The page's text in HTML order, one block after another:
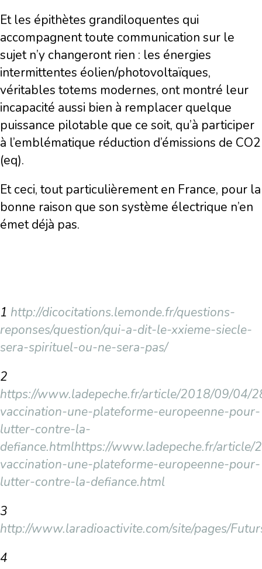
Et les épithètes grandiloquentes qui
accompagnent toute communication sur le
sujet n’y changeront rien : les énergies
intermittentes éolien/photovoltaïques,
véritables totems modernes, ont montré leur
incapacité aussi bien à remplacer quelque
puissance pilotable que ce soit, qu’à participer
à l’emblématique réduction d’émissions de CO2
(eq).
Et ceci, tout particulièrement en France, pour la
bonne raison que son système électrique n’en
émet déjà pas.
1 http://dicocitations.lemonde.fr/questions-
reponses/question/qui-a-dit-le-xxieme-siecle-
sera-spirituel-ou-ne-sera-pas/
2
https://www.ladepeche.fr/article/2018/09/04/
vaccination-une-plateforme-europeenne-pour-
lutter-contre-la-
defiance.htmlhttps://www.ladepeche.fr/
vaccination-une-plateforme-europeenne-pour-
lutter-contre-la-defiance.html
3
http://www.laradioactivite.com/site/pages/
4